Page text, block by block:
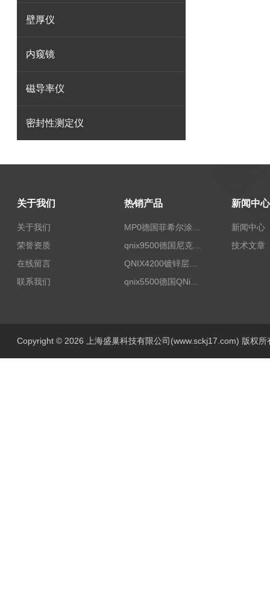
壁厚仪
内窥镜
磁导率仪
密封性测定仪
关于我们
关于我们
荣誉资质
在线留言
联系我们
热销产品
qnix9500德国尼克斯涂镀层测厚仪
QNIX4200镀锌层测厚
新闻中心
新闻中心
技术文章
Copyright © 2026 上海盛巢科技有限公司(www.sckj17.com) 版权所